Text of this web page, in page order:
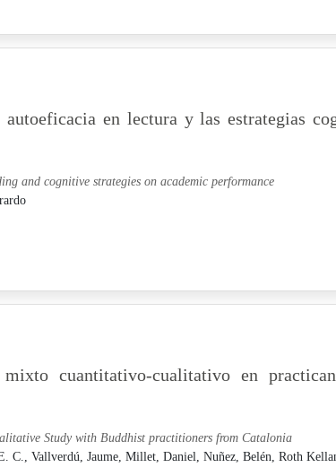
en lectura y las estrategias
and cognitive strategies on academic performance
cuantitativo-cualitativo en
Study with Buddhist practitioners from Catalonia
C., Vallverdú, Jaume, Millet, Daniel, Nuñez, Belén, Roth